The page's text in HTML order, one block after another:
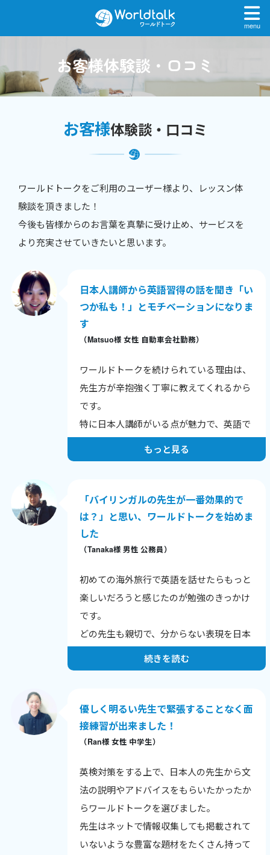
menu
お客様体験談・口コミ
お客様体験談・口コミ
ワールドトークをご利用のユーザー様より、レッスン体
験談を頂きました！
今後も皆様からのお言葉を真摯に受け止め、サービスを
より充実させていきたいと思います。
日本人講師から英語習得の話を聞き「い
つか私も！」とモチベーションになりま
す
（Matsuo様 女性 自動車会社勤務）
ワールドトークを続けられている理由は、
先生方が辛抱強く丁寧に教えてくれるから
です。
特に日本人講師がいる点が魅力で、英語で
てもらえます。
自分の視野も広がったと感じています。
もっと見る
「バイリンガルの先生が一番効果的で
は？」と思い、ワールドトークを始めま
した
（Tanaka様 男性 公務員）
初めての海外旅行で英語を話せたらもっと
楽しいだろうと感じたのが勉強のきっかけ
です。
どの先生も親切で、分からない表現を日本
語で丁寧に説明してくれるので理解が深ま
ります。
てもらい、海外生活経験豊富な先生からネ
イティブらしい表現も学べています。
続きを読む
優しく明るい先生で緊張することなく面
接練習が出来ました！
（Ran様 女性 中学生）
英検対策をする上で、日本人の先生から文
法の説明やアドバイスをもらいたかったか
らワールドトークを選びました。
先生はネットで情報収集しても掲載されて
いないような豊富な題材をたくさん持って